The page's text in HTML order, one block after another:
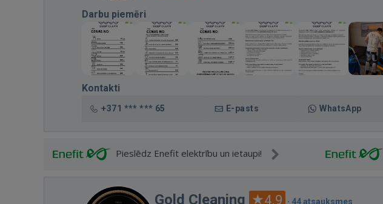
Darbu piemēri
Kontakti
+371 *** *** 65 E-pasts WhatsApp
Pieslēdz Enefit elektrību un ietaupi!
Gold Cleaning 4.9 · 44 atsauksmes